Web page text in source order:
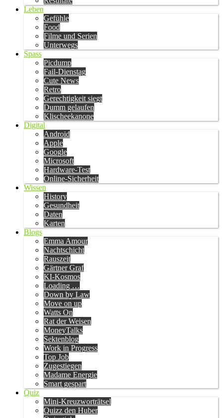
Leben
Gefühle
Food
Filme und Serien
Unterwegs
Spass
Picdump
Fail-Dienstag
Cute News
Retro
Gerechtigkeit siegt
Dumm gelaufen
Klischeekanone
Digital
Android
Apple
Google
Microsoft
Hardware-Test
Online-Sicherheit
Wissen
History
Gesundheit
Daten
Karten
Blogs
Emma Amour
Nachtschicht
Rauszeit
Gärtner Graf
KI-Kosmos
Loading …
Down by Law
Move on up
Watts On
Rat der Weisen
MoneyTalks
Sektenblog
Work in Progress
Top Job
Zugestiegen
Madame Energie
Smart gespart
Quiz
Mini-Kreuzworträtsel
Quizz den Huber